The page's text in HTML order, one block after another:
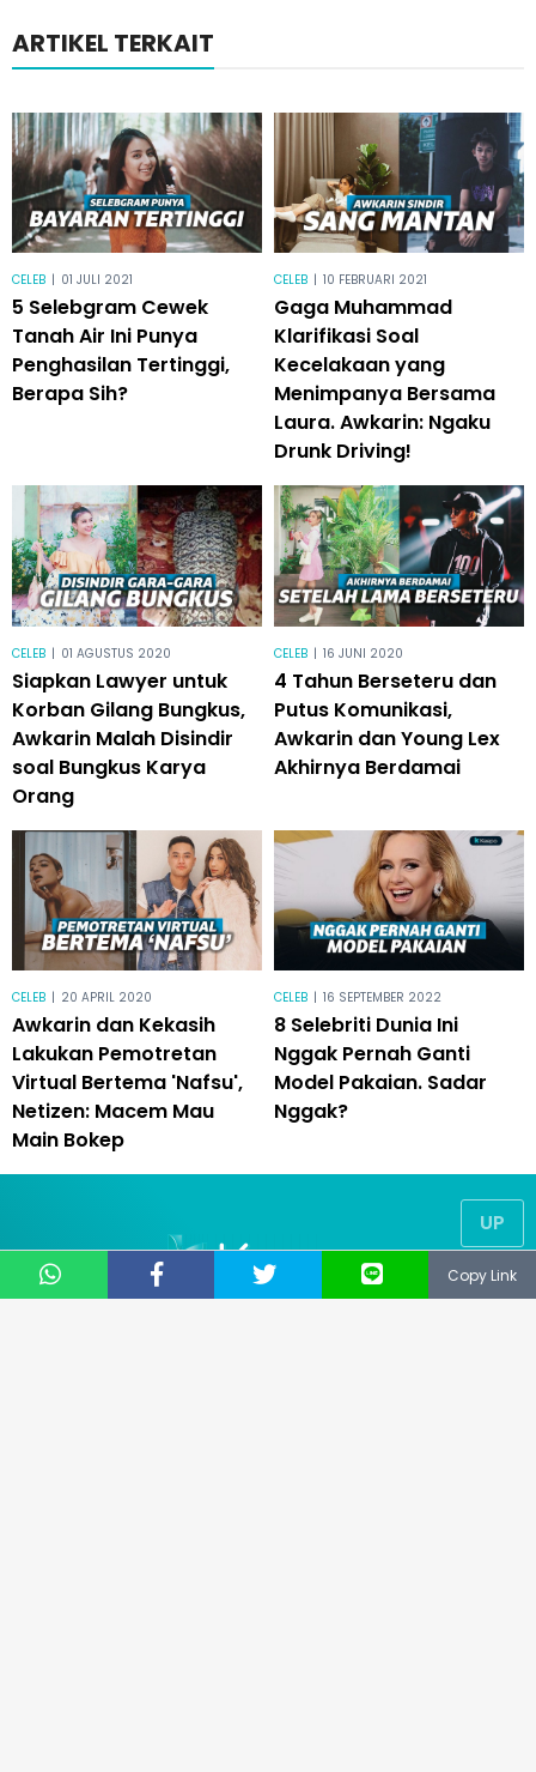
Copy Link
ARTIKEL TERKAIT
CELEB | 01 JULI 2021
5 Selebgram Cewek
Tanah Air Ini Punya
Penghasilan Tertinggi,
Berapa Sih?
CELEB | 10 FEBRUARI 2021
Gaga Muhammad
Klarifikasi Soal
Kecelakaan yang
Menimpanya Bersama
Laura. Awkarin: Ngaku
Drunk Driving!
CELEB | 01 AGUSTUS 2020
Siapkan Lawyer untuk
Korban Gilang Bungkus,
Awkarin Malah Disindir
soal Bungkus Karya
Orang
CELEB | 16 JUNI 2020
4 Tahun Berseteru dan
Putus Komunikasi,
Awkarin dan Young Lex
Akhirnya Berdamai
CELEB | 20 APRIL 2020
Awkarin dan Kekasih
Lakukan Pemotretan
Virtual Bertema 'Nafsu',
Netizen: Macem Mau
Main Bokep
CELEB | 16 SEPTEMBER 2022
8 Selebriti Dunia Ini
Nggak Pernah Ganti
Model Pakaian. Sadar
Nggak?
UP